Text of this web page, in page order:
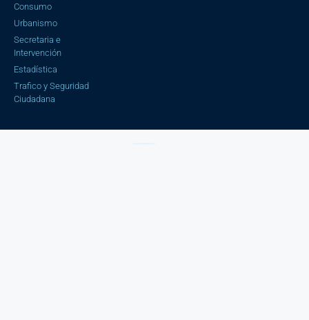
Consumo
Urbanismo
Secretaria e
Intervención
Estadística
Trafico y Seguridad
Ciudadana